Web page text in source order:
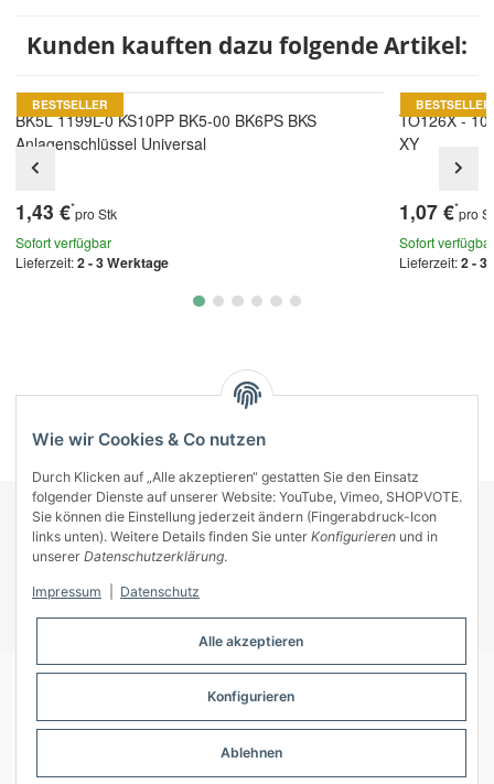
Kunden kauften dazu folgende Artikel:
BESTSELLER
BK5L 1199L-0 KS10PP BK5-00 BK6PS BKS
Anlagenschlüssel Universal
1,43 €*pro Stk
Sofort verfügbar
Lieferzeit:2 - 3 Werktage
BESTSELLER
TO126X -
XY
1,07 €*pro
Sofort verfügbar
Lieferzeit:2 - 3
KONTAKT
INFORMATIONEN
ZAHLUNGSARTEN
© A-Key
Wie wir Cookies & Co nutzen
Durch Klicken auf „Alle akzeptieren“ gestatten Sie den Einsatz
folgender Dienste auf unserer Website: YouTube, Vimeo, SHOPVOTE.
Sie können die Einstellung jederzeit ändern (Fingerabdruck-Icon
links unten). Weitere Details finden Sie unter Konfigurieren und in
unserer Datenschutzerklärung.
Impressum Datenschutz
Alle akzeptieren
Konfigurieren
Ablehnen